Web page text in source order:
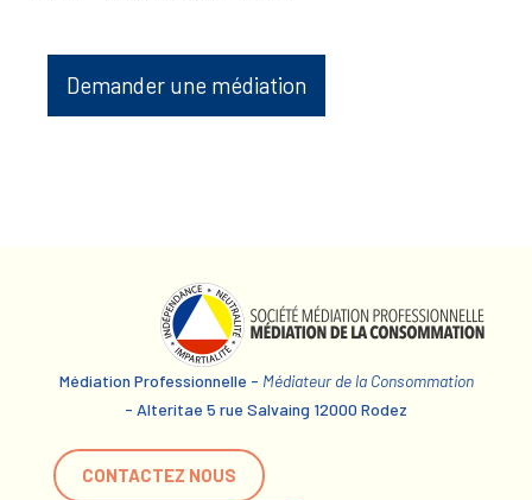
Demander une médiation
Médiation Professionnelle - Médiateur de la Consommation
- Alteritae 5 rue Salvaing 12000 Rodez
CONTACTEZ NOUS